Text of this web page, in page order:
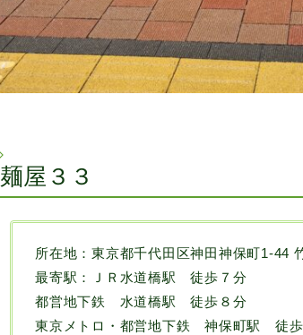
麺屋３３
所在地：東京都千代田区神田神保町1-44
最寄駅：ＪＲ水道橋駅 徒歩７分
都営地下鉄 水道橋駅 徒歩８分
東京メトロ・都営地下鉄 神保町駅 徒